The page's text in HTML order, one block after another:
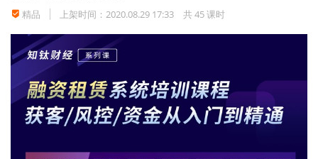
精品 上架时间：2020.08.29 17:33 共 45 课时